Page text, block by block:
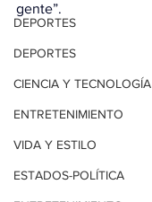
DEPORTES
DEPORTES
CIENCIA Y TECNOLOGÍA
ENTRETENIMIENTO
VIDA Y ESTILO
ESTADOS-POLÍTICA
gente”.